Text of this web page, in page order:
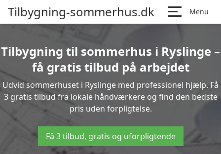
Tilbygning-sommerhus.dk Menu
Tilbygning til sommerhus i Ryslinge –
få gratis tilbud på arbejdet
Udvid sommerhuset i Ryslinge med professionel hjælp. Få
3 gratis tilbud fra lokale håndværkere og find den bedste
pris uden forpligtelse.
Få 3 tilbud, gratis og uforpligtende